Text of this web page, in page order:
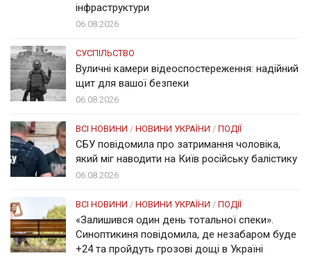
інфраструктури
06.08.2026
СУСПІЛЬСТВО
Вуличні камери відеоспостереження: надійний
щит для вашої безпеки
06.08.2026
ВСІ НОВИНИ / НОВИНИ УКРАЇНИ / ПОДІЇ
СБУ повідомила про затримання чоловіка,
який міг наводити на Київ російську балістику
06.08.2026
ВСІ НОВИНИ / НОВИНИ УКРАЇНИ / ПОДІЇ
«Залишився один день тотальної спеки».
Синоптикиня повідомила, де незабаром буде
+24 та пройдуть грозові дощі в Україні